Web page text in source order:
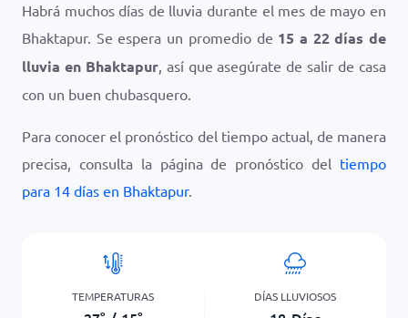
Habrá muchos días de lluvia durante el mes de mayo en
Bhaktapur. Se espera un promedio de 15 a 22 días de
lluvia en Bhaktapur, así que asegúrate de salir de casa
con un buen chubasquero.
Para conocer el pronóstico del tiempo actual, de manera
precisa, consulta la página de pronóstico del tiempo
para 14 días en Bhaktapur.
TEMPERATURAS DÍAS LLUVIOSOS